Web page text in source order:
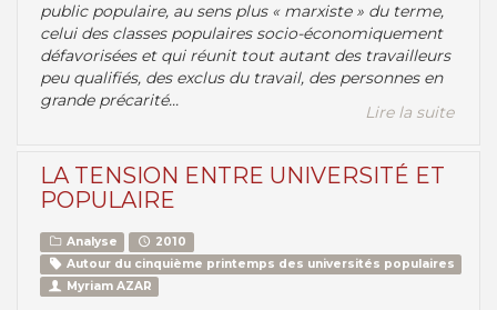
public populaire, au sens plus « marxiste » du terme,
celui des classes populaires socio-économiquement
défavorisées et qui réunit tout autant des travailleurs
peu qualifiés, des exclus du travail, des personnes en
grande précarité...
Lire la suite
LA TENSION ENTRE UNIVERSITÉ ET
POPULAIRE
Analyse
2010
Autour du cinquième printemps des universités populaires
Myriam AZAR